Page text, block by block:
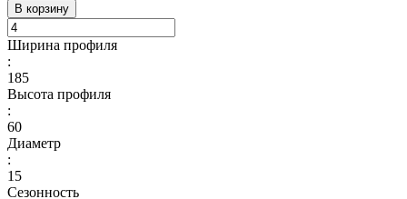
В корзину
Ширина профиля
:
185
Высота профиля
:
60
Диаметр
:
15
Сезонность